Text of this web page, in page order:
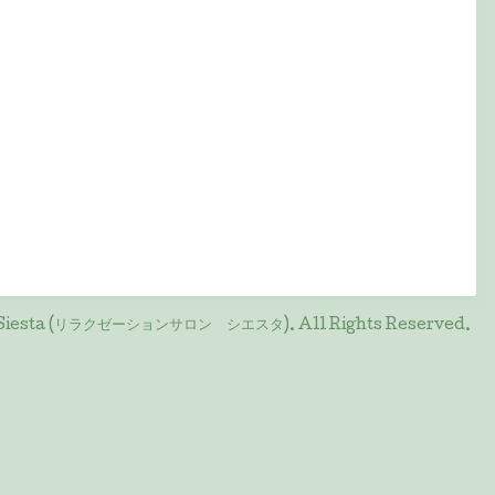
(リラクゼーションサロン シエスタ). All Rights Reserved.